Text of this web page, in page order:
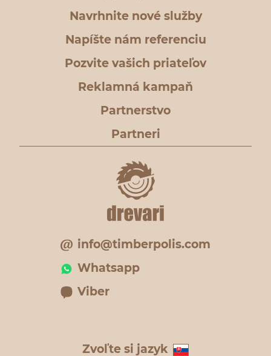
Navrhnite nové služby
Napíšte nám referenciu
Pozvite vašich priateľov
Reklamná kampaň
Partnerstvo
Partneri
info@timberpolis.com
Whatsapp
Viber
Zvoľte si jazyk